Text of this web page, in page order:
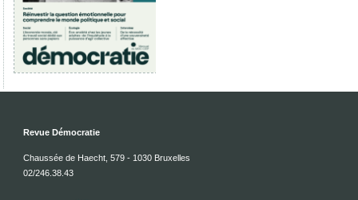
Revue Démocratie
Chaussée de Haecht, 579 - 1030 Bruxelles
02/246.38.43